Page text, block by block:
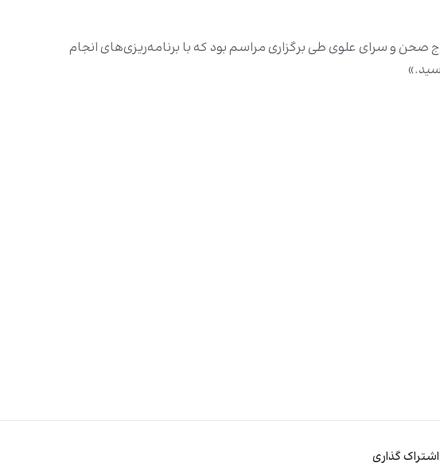
و سرای علوی طی برگزاری مراسم بود که با برنامه‌ریزی‌های انجام
گذاری